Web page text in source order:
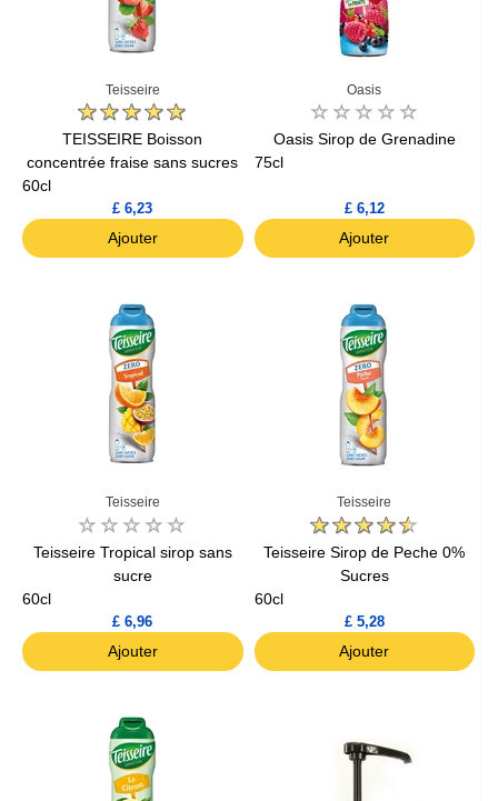
Teisseire
TEISSEIRE Boisson
concentrée fraise sans sucres
60cl
£ 6,23
Ajouter
Oasis
Oasis Sirop de Grenadine
75cl
£ 6,12
Ajouter
Teisseire
Teisseire Tropical sirop sans
sucre
60cl
£ 6,96
Ajouter
Teisseire
Teisseire Sirop de Peche 0%
Sucres
60cl
£ 5,28
Ajouter